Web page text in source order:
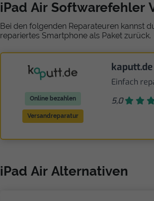
iPad Air Softwarefehler
Bei den folgenden Reparateuren kannst
repariertes Smartphone als Paket zurück.
Online bezahlen
Versandreparatur
Einfach
5,0
iPad Air Alternativen